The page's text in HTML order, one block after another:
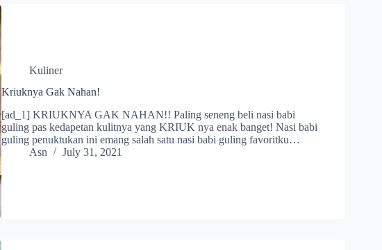
Kuliner
Kriuknya Gak Nahan!
[ad_1] KRIUKNYA GAK NAHAN!! Paling seneng beli nasi babi
guling pas kedapetan kulitnya yang KRIUK nya enak banget! Nasi babi
guling penuktukan ini emang salah satu nasi babi guling favoritku…
Asn
July 31, 2021